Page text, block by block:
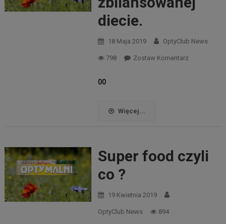
diecie.
18 Maja 2019 OptyClub News
798 Zostaw Komentarz
00
Więcej...
Super food czyli
co ?
19 Kwietnia 2019
OptyClub News 894